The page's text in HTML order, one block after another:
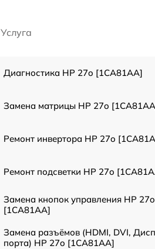
Услуга
Диагностика HP 27o [1CA81AA]
Замена матрицы HP 27o
Ремонт инвертора HP 27o
Ремонт подсветки HP 27o
Замена кнопок управления HP 27o
[1CA81AA]
Замена разъёмов (HDMI, DVI,
порта) HP 27o [1CA81AA]